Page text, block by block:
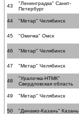
43
"Ленинградка" Санкт-
Петербург
44 "Метар" Челябинск
45 "Омичка" Омск
46 "Метар" Челябинск
47 "Метар" Челябинск
48
"Уралочка-НТМК"
Свердловская область
49 "Метар" Челябинск
50 "Динамо-Казань" Казань